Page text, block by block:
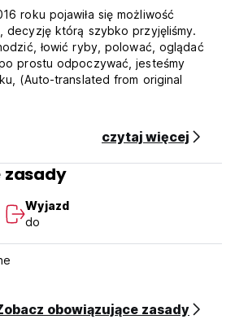
roku pojawiła się możliwość
decyzję którą szybko przyjęliśmy.
łowić ryby, polować, oglądać
prostu odpoczywać, jesteśmy
(Auto-translated from original
czytaj więcej
zasady
Wyjazd
do
obowiązujące zasady